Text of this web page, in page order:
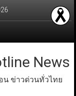
News
น ข่าวด่วนทั่วไทย